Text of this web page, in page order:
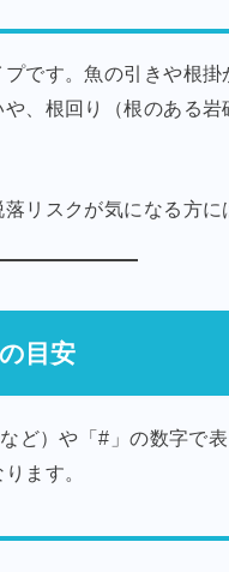
です。魚の引きや根
、根回り（根のある岩
リスクが気になる方に
目安
ど）や「#」の数字で
ます。